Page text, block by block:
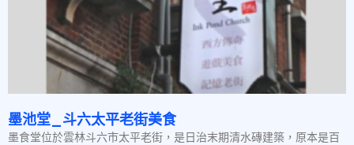
墨池堂_斗六太平老街美食
墨食堂位於雲林斗六市太平老街，是日治末期清水磚建築，原本是百